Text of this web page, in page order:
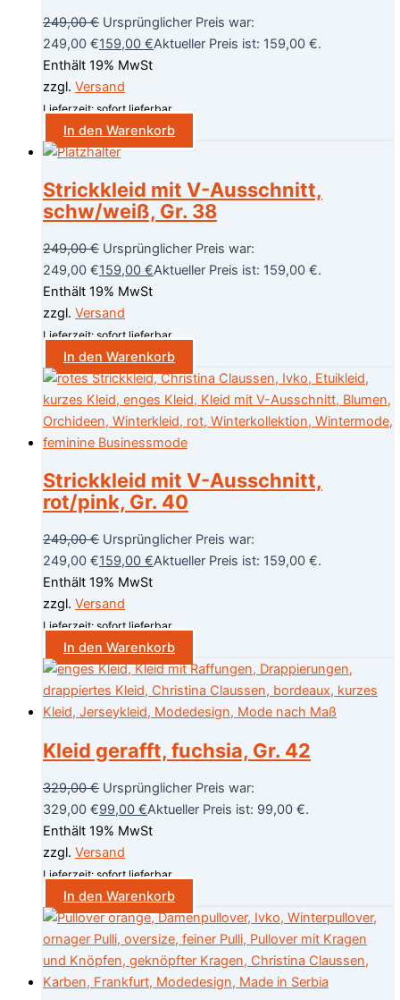
249,00€ Ursprünglicher Preis war:
249,00 €159,00 €Aktueller Preis ist: 159,00 €.
Enthält 19% MwSt
zzgl. Versand
Lieferzeit: sofort lieferbar
In den Warenkorb
Strickkleid mit V-Ausschnitt,
schw/weiß, Gr. 38
249,00€ Ursprünglicher Preis war:
249,00 €159,00 €Aktueller Preis ist: 159,00 €.
Enthält 19% MwSt
zzgl. Versand
Lieferzeit: sofort lieferbar
In den Warenkorb
Strickkleid mit V-Ausschnitt,
rot/pink, Gr. 40
249,00€ Ursprünglicher Preis war:
249,00 €159,00 €Aktueller Preis ist: 159,00 €.
Enthält 19% MwSt
zzgl. Versand
Lieferzeit: sofort lieferbar
In den Warenkorb
Kleid gerafft, fuchsia, Gr. 42
329,00€ Ursprünglicher Preis war:
329,00 €99,00 €Aktueller Preis ist: 99,00 €.
Enthält 19% MwSt
zzgl. Versand
Lieferzeit: sofort lieferbar
In den Warenkorb